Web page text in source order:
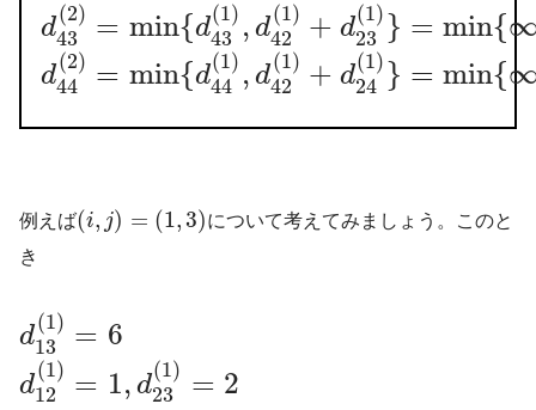
d
(2)
43
= min{d
(1)
43 , d
(1)
42
+ d
(1)
23 } = min{
d
(2)
44
= min{d
(1)
44 , d
(1)
42
+ d
(1)
24 } = min{
例えば(i, j) = (1, 3)について考えてみましょう。このと
き
d
(1)
13
= 6
d
(1)
12
= 1, d
(1)
23
= 2